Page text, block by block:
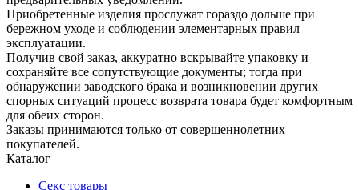
Приобретенные изделия прослужат гораздо дольше при
бережном уходе и соблюдении элементарных правил
эксплуатации.
Получив свой заказ, аккуратно вскрывайте упаковку и
сохраняйте все сопутствующие документы; тогда при
обнаружении заводского брака и возникновении других
спорных ситуаций процесс возврата товара будет комфортным
для обеих сторон.
Заказы принимаются только от совершеннолетних
покупателей.
Каталог
Секс товары